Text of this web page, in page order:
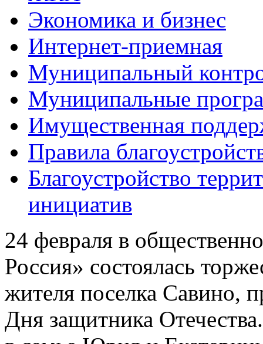
Экономика и бизнес
Интернет-приемная
Муниципальный
Муниципальные
Имущественная
Правила
Благоустройство
инициатив
24 февраля в
Россия» состоялась
жителя поселка Савино,
Дня защитника